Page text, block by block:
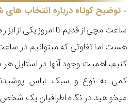
توضیح کوتاه درباره انتخاب های
ساعت مچی از قدیم تا امروز یکی از
هست اما تفاوتی که میتوانیم در
کنیم، اهمیت وجود آنها در
کمی به نوع و سبک لباس
میخواهید در نگاه اطرافیان یک شخص